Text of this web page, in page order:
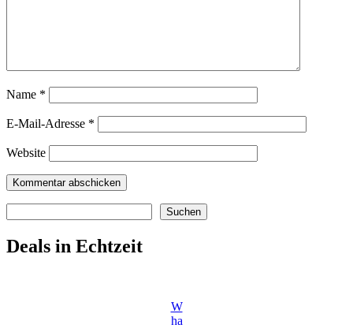
Name *
E-Mail-Adresse *
Website
Suchen
Deals in Echtzeit
W
ha